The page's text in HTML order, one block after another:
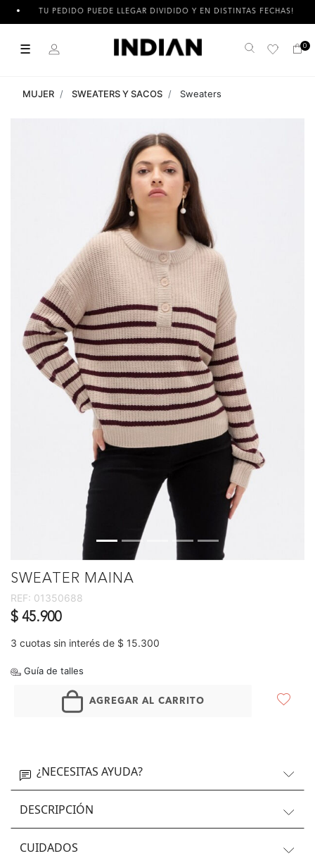
TU PEDIDO PUEDE LLEGAR DIVIDIDO Y EN DISTINTAS FECHAS!
☰ Buscar 0
MUJER SWEATERS Y SACOS Sweaters
SWEATER MAINA
REF: 01350688
$ 45.900
3 cuotas sin interés de $ 15.300
Guía de talles
AGREGAR AL CARRITO
¿NECESITAS AYUDA?
DESCRIPCIÓN
CUIDADOS